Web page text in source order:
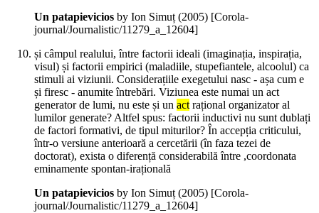
Un patapievicios by Ion Simuț (2005) [Corola-
journal/Journalistic/11279_a_12604]
și câmpul realului, între factorii ideali (imaginația, inspirația,
visul) și factorii empirici (maladiile, stupefiantele, alcoolul) ca
stimuli ai viziunii. Considerațiile exegetului nasc - așa cum e
și firesc - anumite întrebări. Viziunea este numai un act
generator de lumi, nu este și un actrațional organizator al
lumilor generate? Altfel spus: factorii inductivi nu sunt dublați
de factori formativi, de tipul miturilor? În accepția criticului,
într-o versiune anterioară a cercetării (în faza tezei de
doctorat), exista o diferență considerabilă între ,coordonata
eminamente spontan-irațională
Un patapievicios by Ion Simuț (2005) [Corola-
journal/Journalistic/11279_a_12604]